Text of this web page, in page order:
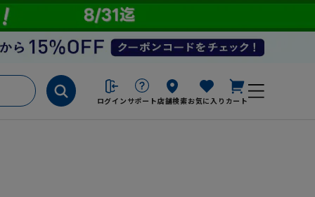
ログイン サポート店舗検索お気に入り カート